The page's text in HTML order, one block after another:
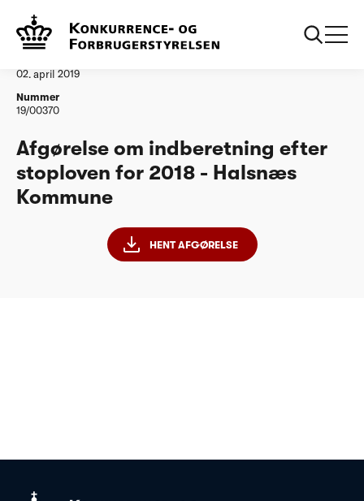
Vandtilsyn
02. april 2019
Nummer
19/00370
Afgørelse om indberetning efter
stoploven for 2018 - Halsnæs
Kommune
HENT AFGØRELSE